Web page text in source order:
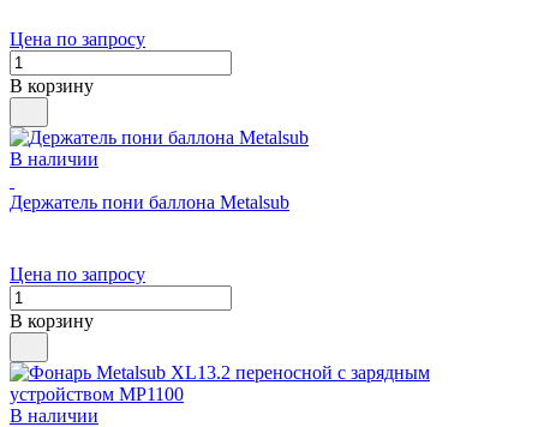
Цена по запросу
В корзину
В наличии
Держатель пони баллона Metalsub
Цена по запросу
В корзину
В наличии